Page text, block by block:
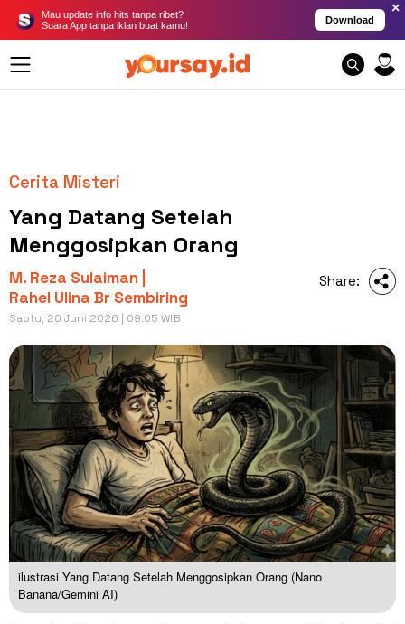
Mau update info hits tanpa ribet?
Suara App tanpa iklan buat kamu!
Download
×
Cerita Misteri
Yang Datang Setelah
Menggosipkan Orang
M. Reza Sulaiman |
Rahel Ulina Br Sembiring
Sabtu, 20 Juni 2026 | 09:05 WIB
Share:
ilustrasi Yang Datang Setelah Menggosipkan Orang (Nano
Banana/Gemini AI)